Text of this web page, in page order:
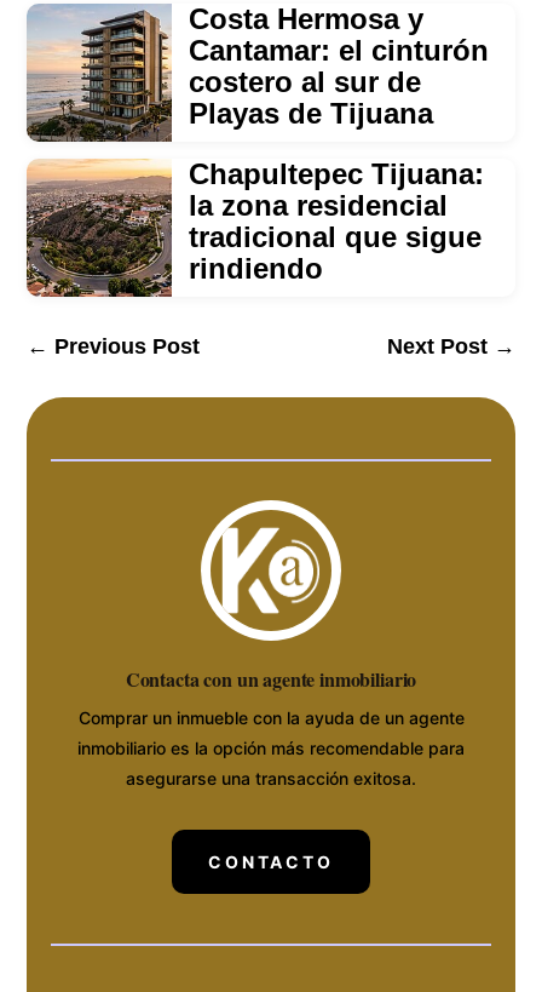
Costa Hermosa y
Cantamar: el cinturón
costero al sur de
Playas de Tijuana
Chapultepec Tijuana:
la zona residencial
tradicional que sigue
rindiendo
← Previous Post Next Post→
Contacta con un agente inmobiliario
Comprar un inmueble con la ayuda de un agente
inmobiliario es la opción más recomendable para
asegurarse una transacción exitosa.
CONTACTO